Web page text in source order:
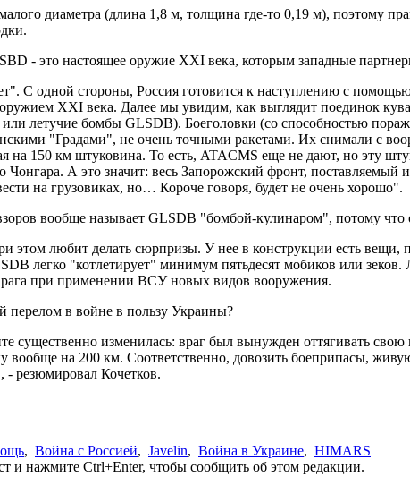
диаметра (длина 1,8 м, толщина где-то 0,19 м), поэтому
- это настоящее оружие XXI века, которым западные
С одной стороны, Россия готовится к наступлению с
оружием XXI века. Далее мы увидим, как выглядит поединок
летучие бомбы GLSDB). Боеголовки (со способностью
"Градами", не очень точными ракетами. Их снимали с
150 км штуковина. То есть, ATACMS еще не дают, но эту
А это значит: весь Запорожский фронт,
на грузовиках, но… Короче говоря, будет не очень хорошо".
вообще называет GLSDB "бомбой-кулинаром", потому что
этом любит делать сюрпризы. У нее в конструкции есть
легко "котлетирует" минимум пятьдесят мобиков или
при применении ВСУ новых видов вооружения.
в войне в пользу Украины?
изменилась: враг был вынужден оттягивать
вообще на 200 км. Соответственно, довозить боеприпасы,
- резюмировал Кочетков.
, Война с Россией, Javelin, Война в Украине, HIMARS
и нажмите Ctrl+Enter, чтобы сообщить об этом редакции.